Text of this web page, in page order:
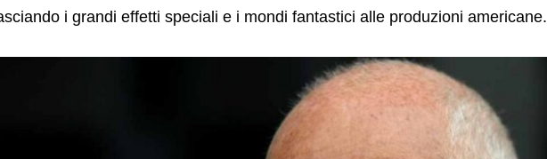
i grandi effetti speciali e i mondi fantastici alle produzioni americane.